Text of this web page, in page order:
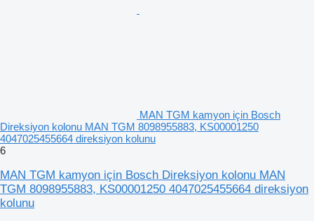
MAN TGM kamyon için Bosch
Direksiyon kolonu MAN TGM 8098955883, KS00001250
4047025455664 direksiyon kolunu
6
MAN TGM kamyon için Bosch Direksiyon kolonu MAN
TGM 8098955883, KS00001250 4047025455664 direksiyon
kolunu